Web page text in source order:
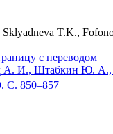
T.K.,
с переводом
А. И., Штабкин Ю.
. С. 850–857